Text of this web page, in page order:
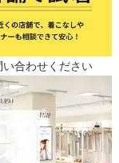
合わせください